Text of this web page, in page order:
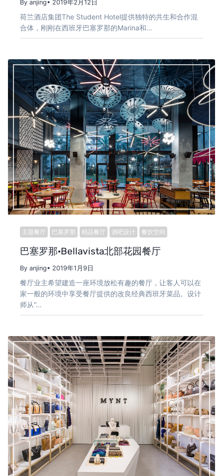
By anjing• 2019年2月12日
荷兰酒店集团The Student Hotel提供独特的共生和合作混
合体，刚刚在西班牙巴塞罗那的Marina和…
主题餐厅 巴塞罗那 精品餐厅 酒吧设计 餐饮空间
巴塞罗那·Bellavista北部花园餐厅
By anjing• 2019年1月9日
餐厅业主希望建造一座环境放松有趣的餐厅，让客人可以在
家一般的环境中享受餐厅提供的改良经典西班牙菜品。设计
师从“…